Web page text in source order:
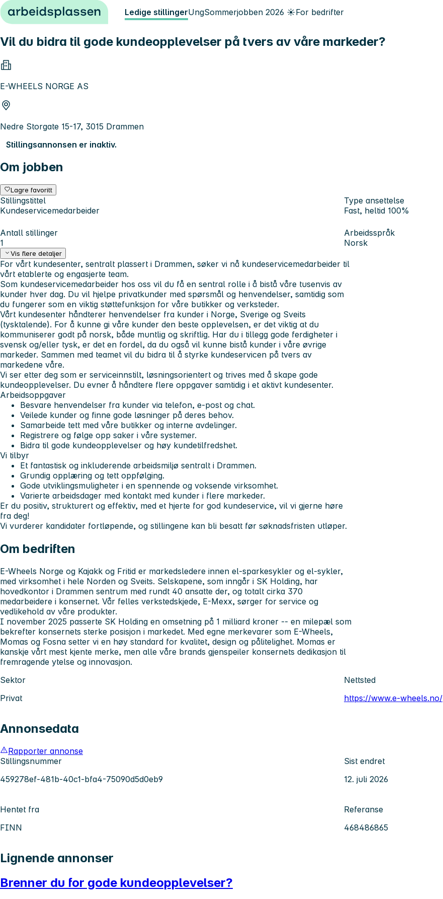
Hopp til innhold Ledige stillingerUngSommerjobben 2026 ☀️For bedrifter
Vil du bidra til gode kundeopplevelser på tvers av våre markeder?
E-WHEELS NORGE AS
Nedre Storgate 15-17, 3015 Drammen
Stillingsannonsen er inaktiv.
Om jobben
Lagre favoritt
Stillingstittel
Kundeservicemedarbeider
Type ansettelse
Fast, heltid 100%
Antall stillinger
1
Arbeidsspråk
Norsk
Vis flere detaljer
For vårt kundesenter, sentralt plassert i Drammen, søker vi nå kundeservicemedarbeider til
vårt etablerte og engasjerte team.
Som kundeservicemedarbeider hos oss vil du få en sentral rolle i å bistå våre tusenvis av
kunder hver dag. Du vil hjelpe privatkunder med spørsmål og henvendelser, samtidig som
du fungerer som en viktig støttefunksjon for våre butikker og verksteder.
Vårt kundesenter håndterer henvendelser fra kunder i Norge, Sverige og Sveits
(tysktalende). For å kunne gi våre kunder den beste opplevelsen, er det viktig at du
kommuniserer godt på norsk, både muntlig og skriftlig. Har du i tillegg gode ferdigheter i
svensk og/eller tysk, er det en fordel, da du også vil kunne bistå kunder i våre øvrige
markeder. Sammen med teamet vil du bidra til å styrke kundeservicen på tvers av
markedene våre.
Vi ser etter deg som er serviceinnstilt, løsningsorientert og trives med å skape gode
kundeopplevelser. Du evner å håndtere flere oppgaver samtidig i et aktivt kundesenter.
Arbeidsoppgaver
Besvare henvendelser fra kunder via telefon, e-post og chat.
Veilede kunder og finne gode løsninger på deres behov.
Samarbeide tett med våre butikker og interne avdelinger.
Registrere og følge opp saker i våre systemer.
Bidra til gode kundeopplevelser og høy kundetilfredshet.
Vi tilbyr
Et fantastisk og inkluderende arbeidsmiljø sentralt i Drammen.
Grundig opplæring og tett oppfølging.
Gode utviklingsmuligheter i en spennende og voksende virksomhet.
Varierte arbeidsdager med kontakt med kunder i flere markeder.
Er du positiv, strukturert og effektiv, med et hjerte for god kundeservice, vil vi gjerne høre
fra deg!
Vi vurderer kandidater fortløpende, og stillingene kan bli besatt før søknadsfristen utløper.
Om bedriften
E-Wheels Norge og Kajakk og Fritid er markedsledere innen el-sparkesykler og el-sykler,
med virksomhet i hele Norden og Sveits. Selskapene, som inngår i SK Holding, har
hovedkontor i Drammen sentrum med rundt 40 ansatte der, og totalt cirka 370
medarbeidere i konsernet. Vår felles verkstedskjede, E-Mexx, sørger for service og
vedlikehold av våre produkter.
I november 2025 passerte SK Holding en omsetning på 1 milliard kroner -- en milepæl som
bekrefter konsernets sterke posisjon i markedet. Med egne merkevarer som E-Wheels,
Momas og Fosna setter vi en høy standard for kvalitet, design og pålitelighet. Momas er
kanskje vårt mest kjente merke, men alle våre brands gjenspeiler konsernets dedikasjon til
fremragende ytelse og innovasjon.
Sektor
Privat
Nettsted
https://www.e-wheels.no/
Annonsedata
Rapporter annonse
Stillingsnummer
459278ef-481b-40c1-bfa4-75090d5d0eb9
Sist endret
12. juli 2026
Hentet fra
FINN
Referanse
468486865
Lignende annonser
Brenner du for gode kundeopplevelser?